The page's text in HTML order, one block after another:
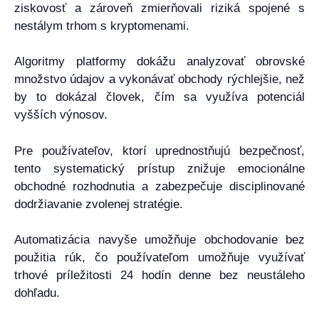
ziskovosť a zároveň zmierňovali riziká spojené s
nestálym trhom s kryptomenami.
Algoritmy platformy dokážu analyzovať obrovské
množstvo údajov a vykonávať obchody rýchlejšie, než
by to dokázal človek, čím sa využíva potenciál
vyšších výnosov.
Pre používateľov, ktorí uprednostňujú bezpečnosť,
tento systematický prístup znižuje emocionálne
obchodné rozhodnutia a zabezpečuje disciplinované
dodržiavanie zvolenej stratégie.
Automatizácia navyše umožňuje obchodovanie bez
použitia rúk, čo používateľom umožňuje využívať
trhové príležitosti 24 hodín denne bez neustáleho
dohľadu.